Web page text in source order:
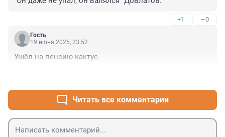
+1 –0
Гость
19 июня 2025, 23:52
Ушёл на пенсию кактус
Читать все комментарии